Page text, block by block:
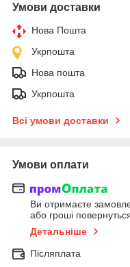
Умови доставки
Нова Пошта
Укрпошта
Нова пошта
Укрпошта
Всі умови доставки
Умови оплати
Ви отримаєте
або гроші
Детальніше
Післяплата